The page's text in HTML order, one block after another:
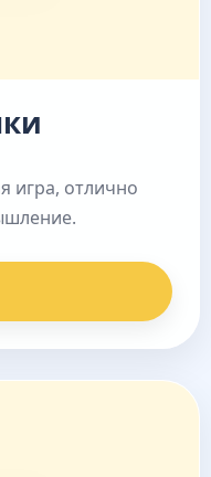
игра, отлично